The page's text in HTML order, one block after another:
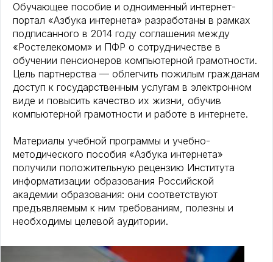
Обучающее пособие и одноименный интернет-
портал «Азбука интернета» разработаны в рамках
подписанного в 2014 году соглашения между
«Ростелекомом» и ПФР о сотрудничестве в
обучении пенсионеров компьютерной грамотности.
Цель партнерства — облегчить пожилым гражданам
доступ к государственным услугам в электронном
виде и повысить качество их жизни, обучив
компьютерной грамотности и работе в интернете.
Материалы учебной программы и учебно-
методического пособия «Азбука интернета»
получили положительную рецензию Института
информатизации образования Российской
академии образования: они соответствуют
предъявляемым к ним требованиям, полезны и
необходимы целевой аудитории.